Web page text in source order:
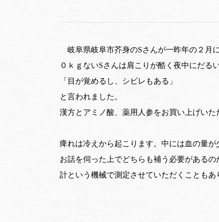
岐阜県岐阜市芥身のSさんが一昨年の２月
０ｋｇないSさんは肩こりが酷く夜中にだる
「目が覚めるし、シビレもある」
と言われました。
漢方とアミノ酸、薬用人参をお買い上げいた
痺れは冷えから起こります。中には血の量
お話を伺った上でどちらも補う必要がある
計という機械で測定させていただくことも